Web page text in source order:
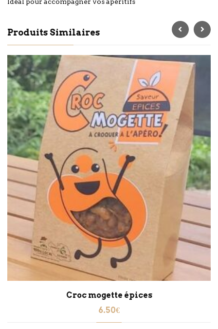
Produits Similaires
Croc mogette épices
6.50€